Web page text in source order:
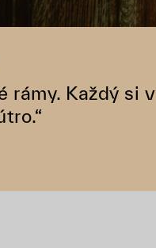
rámy. Každý si v